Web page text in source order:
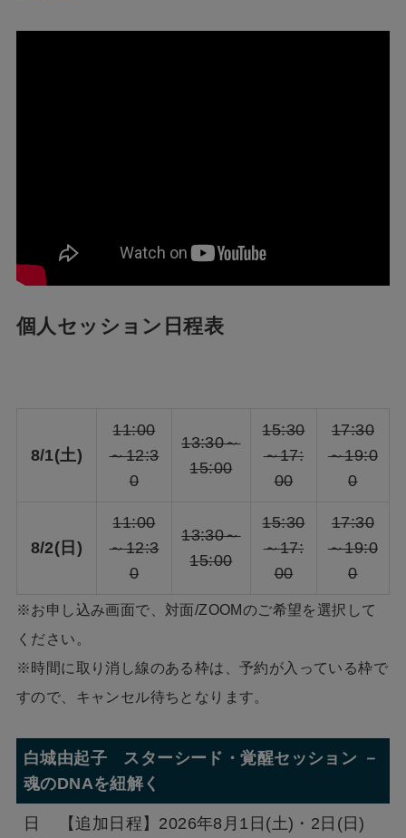
個人セッション日程表
8/1(土)
11:00
～12:3
0
13:30～
15:00
15:30
～17:
00
17:30
～19:0
0
8/2(日)
11:00
～12:3
0
13:30～
15:00
15:30
～17:
00
17:30
～19:0
0
※お申し込み画面で、対面/ZOOMのご希望を選択して
ください。
※時間に取り消し線のある枠は、予約が入っている枠で
すので、キャンセル待ちとなります。
白城由起子 スターシード・覚醒セッション －
魂のDNAを紐解く
日
【追加日程】2026年8月1日(土)・2日(日)